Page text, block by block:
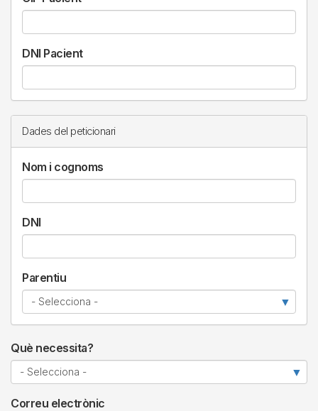
DNI Pacient
Dades del peticionari
Nom i cognoms
DNI
Parentiu
Què necessita?
Correu electrònic